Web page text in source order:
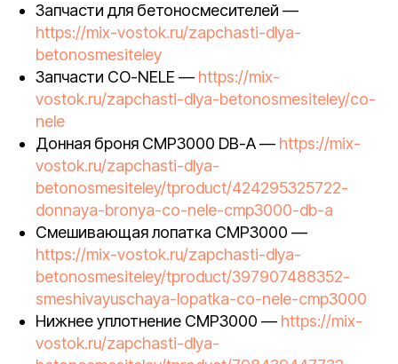
Запчасти для бетоносмесителей —
https://mix-vostok.ru/zapchasti-dlya-
betonosmesiteley
Запчасти CO-NELE — https://mix-
vostok.ru/zapchasti-dlya-betonosmesiteley/co-
nele
Донная броня CMP3000 DB-A — https://mix-
vostok.ru/zapchasti-dlya-
betonosmesiteley/tproduct/424295325722-
donnaya-bronya-co-nele-cmp3000-db-a
Смешивающая лопатка CMP3000 —
https://mix-vostok.ru/zapchasti-dlya-
betonosmesiteley/tproduct/397907488352-
smeshivayuschaya-lopatka-co-nele-cmp3000
Нижнее уплотнение CMP3000 — https://mix-
vostok.ru/zapchasti-dlya-